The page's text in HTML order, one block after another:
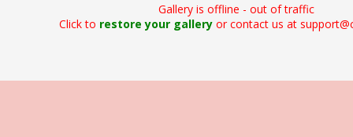
Gallery is offline - out of traffic
Click to restore your galleryor contact us at